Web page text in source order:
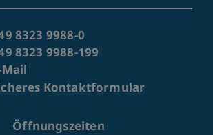
8323 9988-0
8323 9988-199
Mail
Kontaktformular
Öffnungszeiten